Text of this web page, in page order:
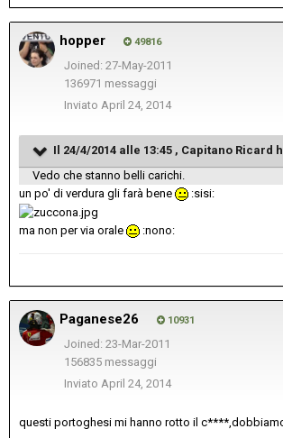
hopper 49816
Joined: 27-May-2011
136971 messaggi
Inviato April 24, 2014
Il 24/4/2014 alle 13:45 , Capitano Ricard
Vedo che stanno belli carichi.
un po' di verdura gli farà bene
:sisi:
ma non per via orale :nono:
Paganese26 10931
Joined: 23-Mar-2011
156835 messaggi
Inviato April 24, 2014
questi portoghesi mi hanno rotto il